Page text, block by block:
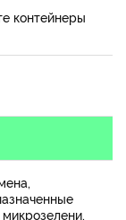
контейнеры